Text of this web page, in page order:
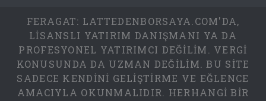
FERAGAT: LATTEDENBORSAYA.COM'DA,
LISANSLI YATIRIM DANIŞMANI YA DA
PROFESYONEL YATIRIMCI DEĞILIM. VERGI
KONUSUNDA DA UZMAN DEĞILIM. BU SITE
SADECE KENDINI GELIŞTIRME VE EĞLENCE
AMACIYLA OKUNMALIDIR. HERHANGI BIR